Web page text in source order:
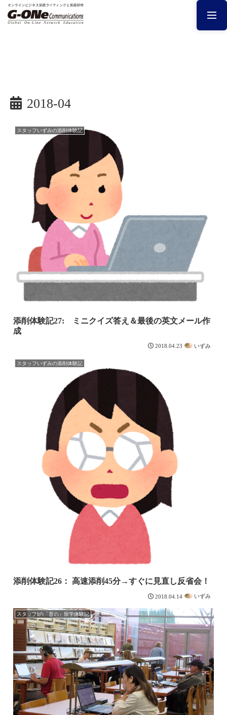
2018-04
スタッフいずみの添削体験記
添削体験記27: ミニクイズ答え＆最後の英文メール作
成
2018.04.23 いずみ
スタッフいずみの添削体験記
添削体験記26： 高速添削45分→すぐに見直し反省会！
2018.04.14 いずみ
スタッフIの「昔の」留学体験記